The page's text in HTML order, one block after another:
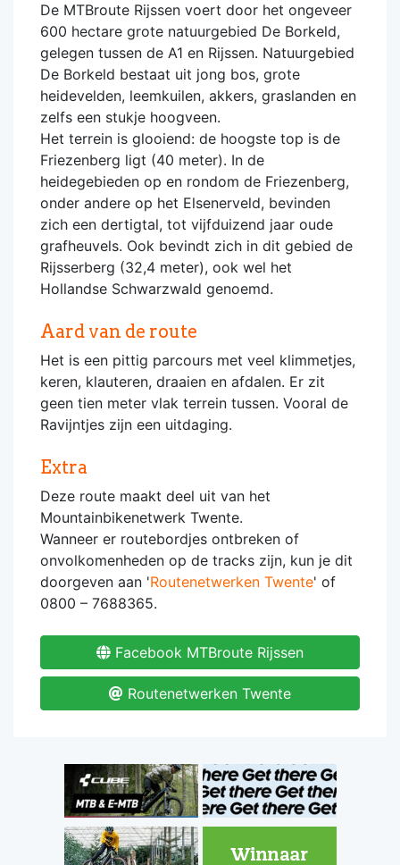
De MTBroute Rijssen voert door het ongeveer
600 hectare grote natuurgebied De Borkeld,
gelegen tussen de A1 en Rijssen. Natuurgebied
De Borkeld bestaat uit jong bos, grote
heidevelden, leemkuilen, akkers, graslanden en
zelfs een stukje hoogveen.
Het terrein is glooiend: de hoogste top is de
Friezenberg ligt (40 meter). In de
heidegebieden op en rondom de Friezenberg,
onder andere op het Elsenerveld, bevinden
zich een dertigtal, tot vijfduizend jaar oude
grafheuvels. Ook bevindt zich in dit gebied de
Rijsserberg (32,4 meter), ook wel het
Hollandse Schwarzwald genoemd.
Aard van de route
Het is een pittig parcours met veel klimmetjes,
keren, klauteren, draaien en afdalen. Er zit
geen tien meter vlak terrein tussen. Vooral de
Ravijntjes zijn een uitdaging.
Extra
Deze route maakt deel uit van het
Mountainbikenetwerk Twente.
Wanneer er routebordjes ontbreken of
onvolkomenheden op de tracks zijn, kun je dit
doorgeven aan 'Routenetwerken Twente' of
0800 – 7688365.
Facebook MTBroute Rijssen
Routenetwerken Twente